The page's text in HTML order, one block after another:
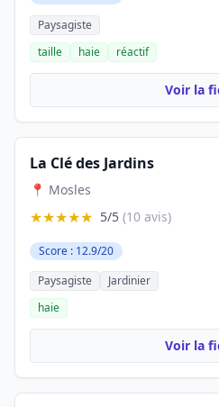
Paysagiste
taille
haie réactif
Voir la
La Clé des Jardins
📍 Mosles
★★★★★ 5/5 (10 avis)
Score : 12.9/20
Paysagiste
Jardinier
haie
Voir la